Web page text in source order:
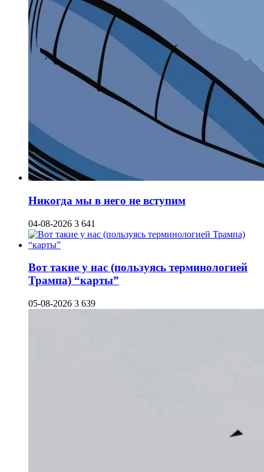
Никогда мы в него не вступим
04-08-2026 3 641
Вот такие у нас (пользуясь терминологией
Трампа) “карты”
05-08-2026 3 639